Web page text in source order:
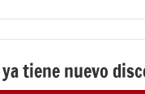
ya tiene nuevo